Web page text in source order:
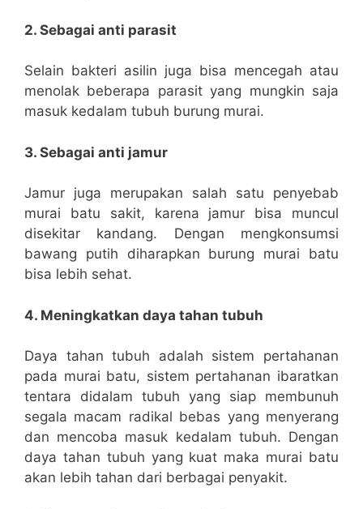
2. Sebagai anti parasit
Selain bakteri asilin juga bisa mencegah atau
menolak beberapa parasit yang mungkin saja
masuk kedalam tubuh burung murai.
3. Sebagai anti jamur
Jamur juga merupakan salah satu penyebab
murai batu sakit, karena jamur bisa muncul
disekitar kandang. Dengan mengkonsumsi
bawang putih diharapkan burung murai batu
bisa lebih sehat.
4. Meningkatkan daya tahan tubuh
Daya tahan tubuh adalah sistem pertahanan
pada murai batu, sistem pertahanan ibaratkan
tentara didalam tubuh yang siap membunuh
segala macam radikal bebas yang menyerang
dan mencoba masuk kedalam tubuh. Dengan
daya tahan tubuh yang kuat maka murai batu
akan lebih tahan dari berbagai penyakit.